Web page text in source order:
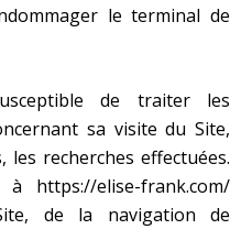
le terminal de
de traiter les
sa visite du Site,
recherches effectuées.
à https://elise-frank.com/
de la navigation de